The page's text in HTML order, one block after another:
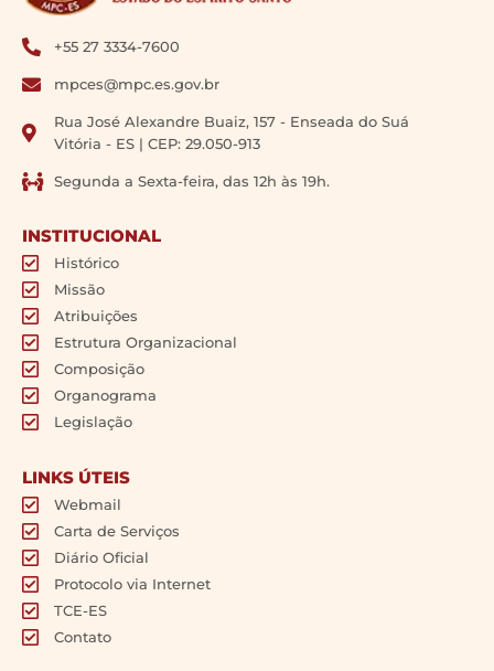
+55 27 3334-7600
mpces@mpc.es.gov.br
Rua José Alexandre Buaiz, 157 - Enseada do Suá
Vitória - ES | CEP: 29.050-913
Segunda a Sexta-feira, das 12h às 19h.
INSTITUCIONAL
Histórico
Missão
Atribuições
Estrutura Organizacional
Composição
Organograma
Legislação
LINKS ÚTEIS
Webmail
Carta de Serviços
Diário Oficial
Protocolo via Internet
TCE-ES
Contato